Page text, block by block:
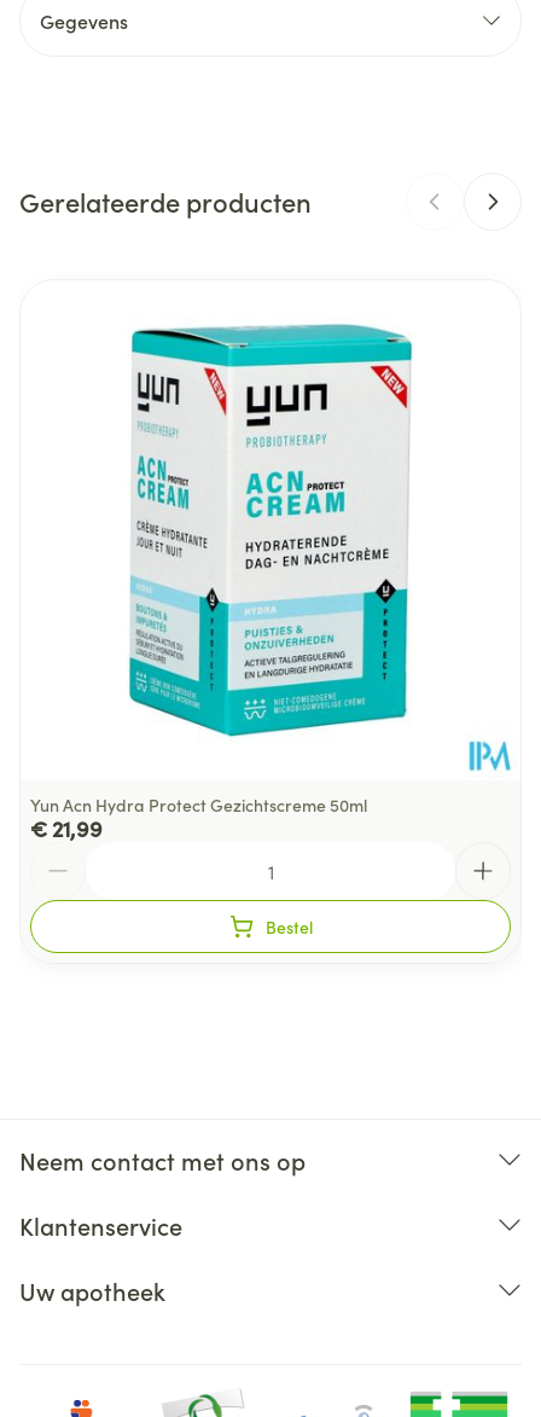
Gegevens
Merken Noreva
Kamertemperatuur (15°C - 25°C)
Gerelateerde producten
Yun Acn Hydra Protect Gezichtscreme 50ml
€ 21,99
Bestel
Neem contact met ons op
Klantenservice
Uw apotheek